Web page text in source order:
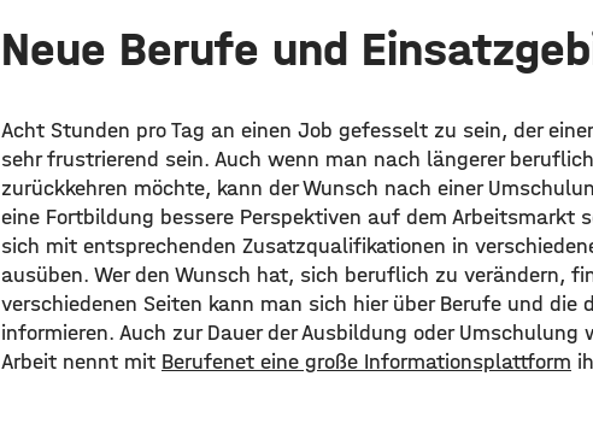
Neue Berufe und
Acht Stunden pro Tag an einen Job gefesselt zu sein, der
sehr frustrierend sein. Auch wenn man nach längerer
zurückkehren möchte, kann der Wunsch nach einer
eine Fortbildung bessere Perspektiven auf dem Arbeitsmarkt
sich mit entsprechenden Zusatzqualifikationen in
ausüben. Wer den Wunsch hat, sich beruflich zu verändern,
verschiedenen Seiten kann man sich hier über Berufe und
informieren. Auch zur Dauer der Ausbildung oder Umschulung
Arbeit nennt mit Berufenet eine große Informationsplattform